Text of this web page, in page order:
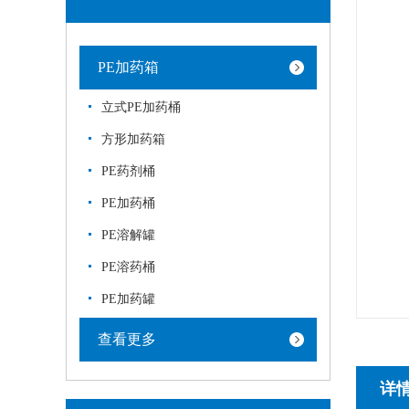
PE加药箱
立式PE加药桶
方形加药箱
PE药剂桶
PE加药桶
PE溶解罐
PE溶药桶
PE加药罐
查看更多
详